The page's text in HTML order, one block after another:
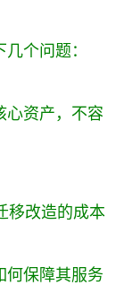
个问题：
心资产，不容
移改造的成本
何保障其服务